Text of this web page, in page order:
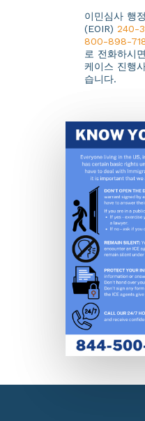
이민심사 행
(EOIR) 240-
800-898-
로 전화하시
케이스 진행
습니다.